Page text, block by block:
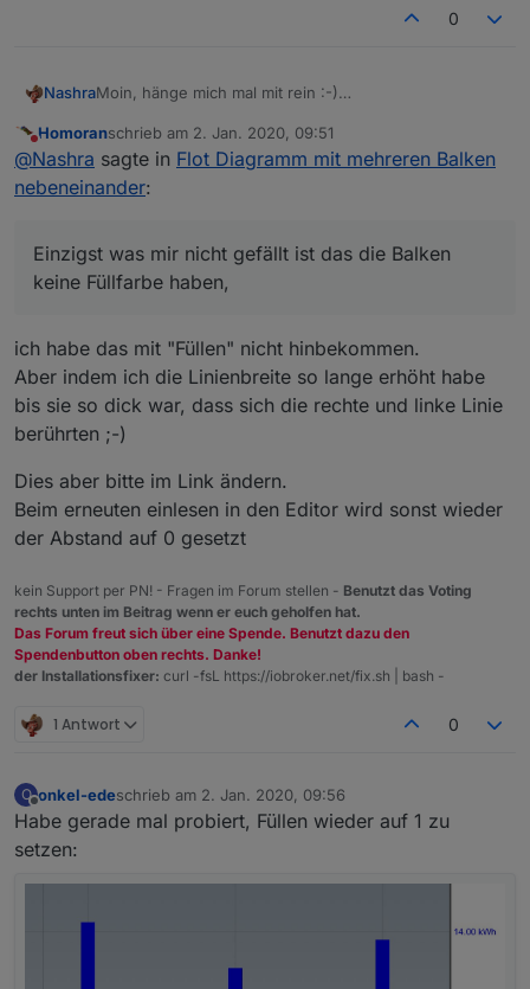
0
NashraMoin, hänge mich mal mit rein :-)
aber es klappte einfach nicht :-(
Dank dir@ Homoranund deinem Flot-Link habe ich es
nun auch hinbekommen.
aber da hattest Du ja geschrieben das dies wohl etwas
dauert, bin gespannt.
Nicht stören
Homoranschrieb am 2. Jan. 2020, 09:51
zuletzt editiert von
@Nashra sagte in Flot Diagramm mit mehreren Balken
nebeneinander:
Einzigst was mir nicht gefällt ist das die Balken
keine Füllfarbe haben,
ich habe das mit "Füllen" nicht hinbekommen.
Aber indem ich die Linienbreite so lange erhöht habe
bis sie so dick war, dass sich die rechte und linke Linie
berührten ;-)
Dies aber bitte im Link ändern.
Beim erneuten einlesen in den Editor wird sonst wieder
der Abstand auf 0 gesetzt
kein Support per PN! - Fragen im Forum stellen - Benutzt das Voting
rechts unten im Beitrag wenn er euch geholfen hat.
Das Forum freut sich über eine Spende. Benutzt dazu den
Spendenbutton oben rechts. Danke!
der Installationsfixer: curl -fsL https://iobroker.net/fix.sh | bash -
1 Antwort 0
O
Offline
onkel-edeschrieb am 2. Jan. 2020, 09:56
zuletzt editiert von
Habe gerade mal probiert, Füllen wieder auf 1 zu
setzen: